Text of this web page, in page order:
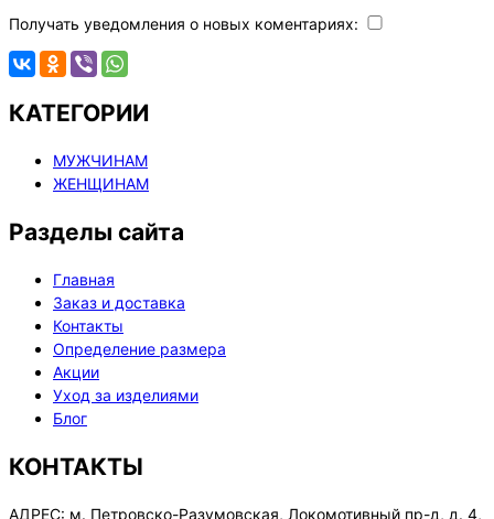
Получать уведомления о новых коментариях:
КАТЕГОРИИ
МУЖЧИНАМ
ЖЕНЩИНАМ
Разделы сайта
Главная
Заказ и доставка
Контакты
Определение размера
Акции
Уход за изделиями
Блог
КОНТАКТЫ
АДРЕС: м. Петровско-Разумовская, Локомотивный пр-д, д. 4,